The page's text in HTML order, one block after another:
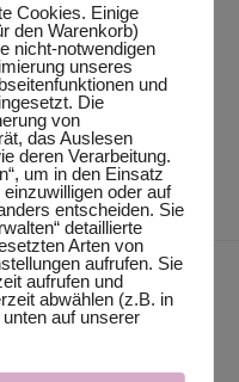
Cookies. Einige
den Warenkorb)
nicht-notwendigen
unseres
und
Die
von
das Auslesen
deren Verarbeitung.
um in den Einsatz
oder auf
entscheiden. Sie
detaillierte
Arten von
aufrufen. Sie
aufrufen und
abwählen (z.B. in
auf unserer